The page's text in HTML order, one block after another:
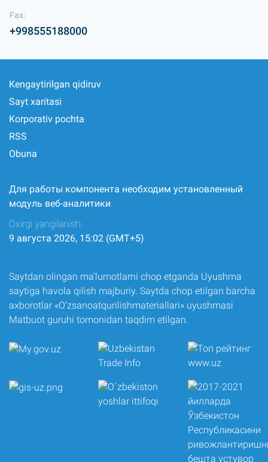
Fax:
+998555188000
Kengaytirilgan qidiruv
Sayt xaritasi
Korporativ pochta
RSS
Obuna
Для работы компонента необходим установленный
модуль веб-аналитики
Oxirgi yangilanish:
9 августа 2026, 15:02 (GMT+5)
Saytdan olingan ma’lumotlarni chop etganda Uyushma
saytiga havola qilish majburiy. Saytda chop etilgan barcha
axborotlar «O‘zsanoatqurilishmateriallari» uyushmasi
Matbuot guruhi tomonidan taqdim etilgan.